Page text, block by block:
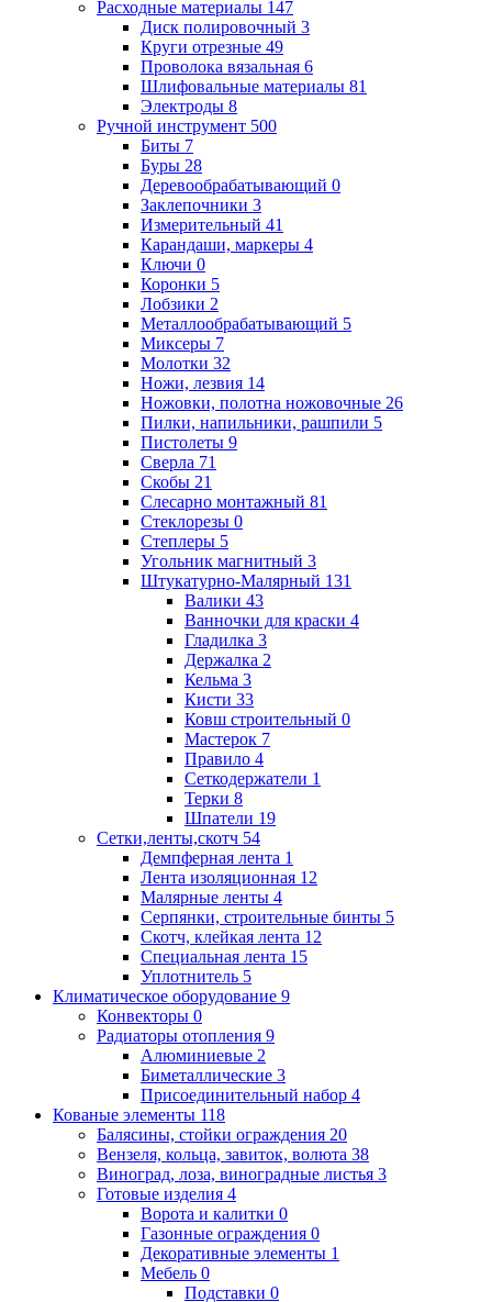
Расходные материалы 147
Диск полировочный 3
Круги отрезные 49
Проволока вязальная 6
Шлифовальные материалы 81
Электроды 8
Ручной инструмент 500
Биты 7
Буры 28
Деревообрабатывающий 0
Заклепочники 3
Измерительный 41
Карандаши, маркеры 4
Ключи 0
Коронки 5
Лобзики 2
Металлообрабатывающий 5
Миксеры 7
Молотки 32
Ножи, лезвия 14
Ножовки, полотна ножовочные 26
Пилки, напильники, рашпили 5
Пистолеты 9
Сверла 71
Скобы 21
Слесарно монтажный 81
Стеклорезы 0
Степлеры 5
Угольник магнитный 3
Штукатурно-Малярный 131
Валики 43
Ванночки для краски 4
Гладилка 3
Держалка 2
Кельма 3
Кисти 33
Ковш строительный 0
Мастерок 7
Правило 4
Сеткодержатели 1
Терки 8
Шпатели 19
Сетки,ленты,скотч 54
Демпферная лента 1
Лента изоляционная 12
Малярные ленты 4
Серпянки, строительные бинты 5
Скотч, клейкая лента 12
Специальная лента 15
Уплотнитель 5
Климатическое оборудование 9
Конвекторы 0
Радиаторы отопления 9
Алюминиевые 2
Биметаллические 3
Присоединительный набор 4
Кованые элементы 118
Балясины, стойки ограждения 20
Вензеля, кольца, завиток, волюта 38
Виноград, лоза, виноградные листья 3
Готовые изделия 4
Ворота и калитки 0
Газонные ограждения 0
Декоративные элементы 1
Мебель 0
Подставки 0